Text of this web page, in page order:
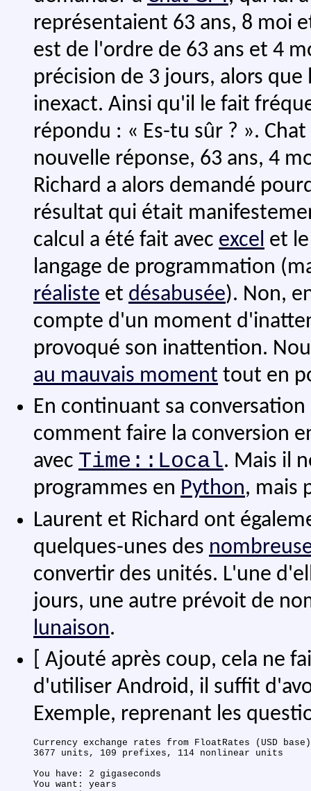
représentaient 63 ans, 8 moi
est de l'ordre de 63 ans et 4
précision de 3 jours, alors
inexact. Ainsi qu'il le fait
répondu : « Es-tu sûr ? ».
nouvelle réponse, 63 ans, 4
Richard a alors demandé
résultat qui était
calcul a été fait avec excel et
langage de programmation
réaliste et désabusée). Non,
compte d'un moment
provoqué son inattention.
au mauvais moment tout en
En continuant sa conversation
comment faire la conversion
avec Time::Local. Mais il
programmes en Python, mais
Laurent et Richard ont
quelques-unes des
convertir des unités. L'une
jours, une autre prévoit de
lunaison.
[ Ajouté après coup, cela ne
d'utiliser Android, il suffit
Exemple, reprenant les
Currency exchange rates from FloatRates (USD
3677 units, 109 prefixes, 114 nonlinear units
You have: 2 gigaseconds
You want: years